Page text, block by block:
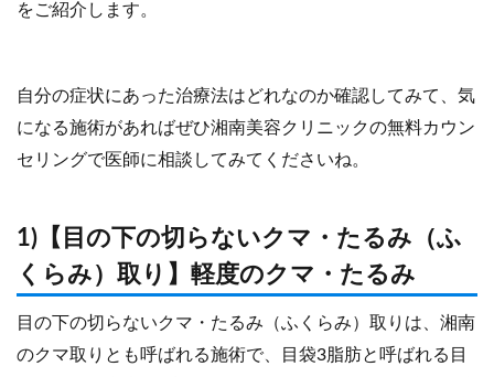
をご紹介します。
自分の症状にあった治療法はどれなのか確認してみて、気
になる施術があればぜひ湘南美容クリニックの無料カウン
セリングで医師に相談してみてくださいね。
1)【目の下の切らないクマ・たるみ（ふ
くらみ）取り】軽度のクマ・たるみ
目の下の切らないクマ・たるみ（ふくらみ）取りは、湘南
のクマ取りとも呼ばれる施術で、目袋3脂肪と呼ばれる目